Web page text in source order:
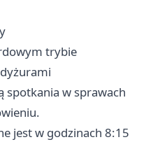
trybie
spotkania w sprawach
jest w godzinach 8:15